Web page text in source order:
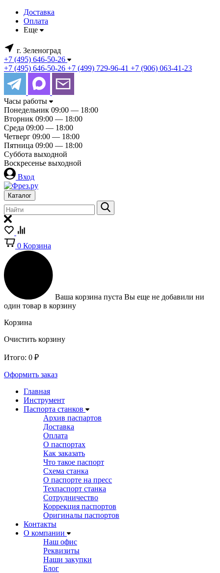
Доставка
Оплата
Еще
г. Зеленоград
+7 (495) 646-50-26
+7 (495) 646-50-26 +7 (499) 729-96-41 +7 (906) 063-41-23
Часы работы
Понедельник 09:00 — 18:00
Вторник 09:00 — 18:00
Среда 09:00 — 18:00
Четверг 09:00 — 18:00
Пятница 09:00 — 18:00
Суббота выходной
Воскресенье выходной
Вход
Каталог
0 Корзина
Ваша корзина пуста Вы еще не добавили ни
один товар в корзину
Корзина
Очистить корзину
Итого: 0 ₽
Оформить заказ
Главная
Инструмент
Паспорта станков
Архив паспартов
Доставка
Оплата
О паспортах
Как заказать
Что такое паспорт
Схема станка
О паспорте на пресс
Техпаспорт станка
Сотрудничество
Коррекция паспортов
Оригиналы паспортов
Контакты
О компании
Наш офис
Реквизиты
Наши закупки
Блог